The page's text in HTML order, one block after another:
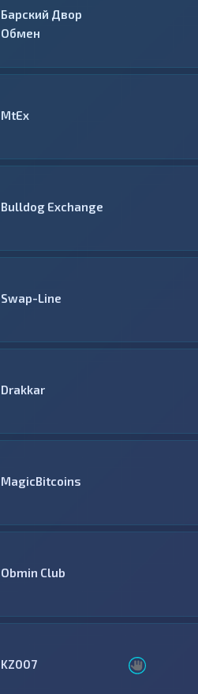
Барский Двор
Обмен
MtEx
Bulldog Exchange
Swap-Line
Drakkar
MagicBitcoins
Obmin Club
KZ007